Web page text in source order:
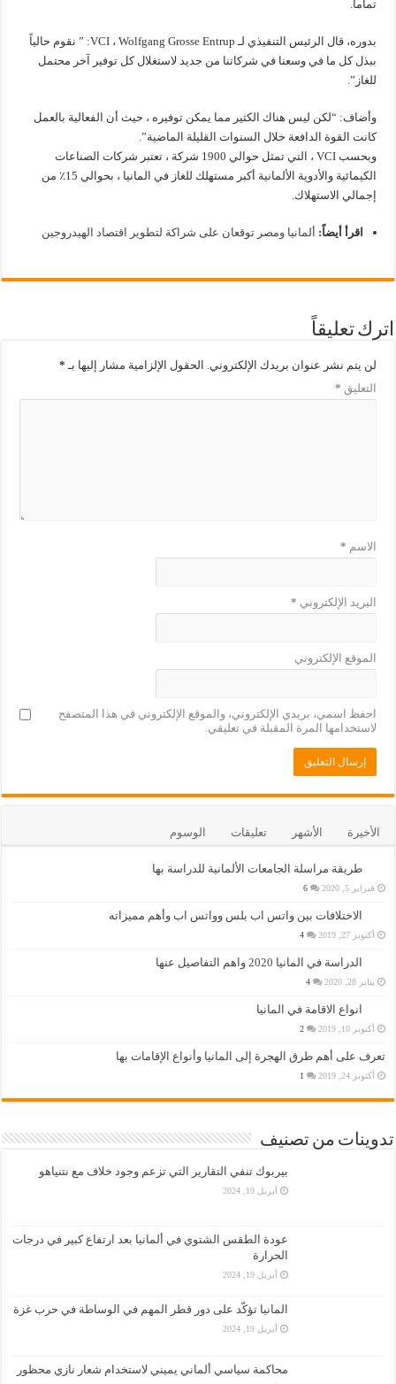
تماماً.
بدوره، قال الرئيس التنفيذي لـ VCI ، Wolfgang Grosse Entrup: ” نقوم حالياً
ببذل كل ما في وسعنا في شركاتنا من جديد لاستغلال كل توفير آخر محتمل
للغاز”.
وأضاف: “لكن ليس هناك الكثير مما يمكن توفيره ، حيث أن الفعالية بالعمل
كانت القوة الدافعة خلال السنوات القليلة الماضية”.
وبحسب VCI ، التي تمثل حوالي 1900 شركة ، تعتبر شركات الصناعات
الكيمائية والأدوية الألمانية أكبر مستهلك للغاز في المانيا ، بحوالي 15٪ من
إجمالي الاستهلاك.
اقرأ أيضاً: ألمانيا ومصر توقعان على شراكة لتطوير اقتصاد الهيدروجين
اترك تعليقاً
لن يتم نشر عنوان بريدك الإلكتروني. الحقول الإلزامية مشار إليها بـ *
التعليق *
الاسم *
البريد الإلكتروني *
الموقع الإلكتروني
احفظ اسمي، بريدي الإلكتروني، والموقع الإلكتروني في هذا المتصفح
لاستخدامها المرة المقبلة في تعليقي.
الأخيرة الأشهر تعليقات الوسوم
طريقة مراسلة الجامعات الألمانية للدراسة بها
فبراير 5, 2020 6
الاختلافات بين واتس اب بلس وواتس اب وأهم مميزاته
أكتوبر 27, 2019 4
الدراسة في المانيا 2020 واهم التفاصيل عنها
يناير 28, 2020 4
انواع الاقامة في المانيا
أكتوبر 10, 2019 2
تعرف على أهم طرق الهجرة إلى المانيا وأنواع الإقامات بها
أكتوبر 24, 2019 1
تدوينات من تصنيف
بيربوك تنفي التقارير التي تزعم وجود خلاف مع نتنياهو
أبريل 19, 2024
عودة الطقس الشتوي في ألمانيا بعد ارتفاع كبير في درجات
الحرارة
أبريل 19, 2024
المانيا تؤكّد على دور قطر المهم في الوساطة في حرب غزة
أبريل 19, 2024
محاكمة سياسي ألماني يميني لاستخدام شعار نازي محظور